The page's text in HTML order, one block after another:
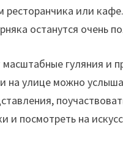
или
останутся очень
масштабные гуляния и
на улице можно
и посмотреть на